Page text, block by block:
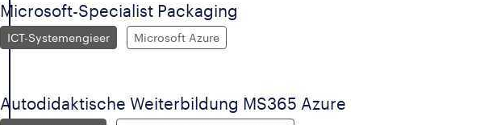
Microsoft-Specialist Packaging
ICT-Systemengieer Microsoft Azure
Autodidaktische Weiterbildung MS365 Azure